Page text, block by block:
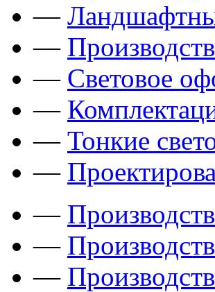
—
—
— Световое
—
— Тонкие
—
—
—
—